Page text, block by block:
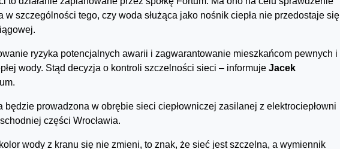
w szczególności tego, czy woda służąca jako nośnik ciepła nie przedostaje się
ryzyka potencjalnych awarii i zagwarantowanie mieszkańcom pewnych i
wody. Stąd decyzja o kontroli szczelności sieci – informuje Jacek
będzie prowadzona w obrębie sieci ciepłowniczej zasilanej z elektrociepłowni
części Wrocławia.
wody z kranu się nie zmieni, to znak, że sieć jest szczelna, a wymiennik